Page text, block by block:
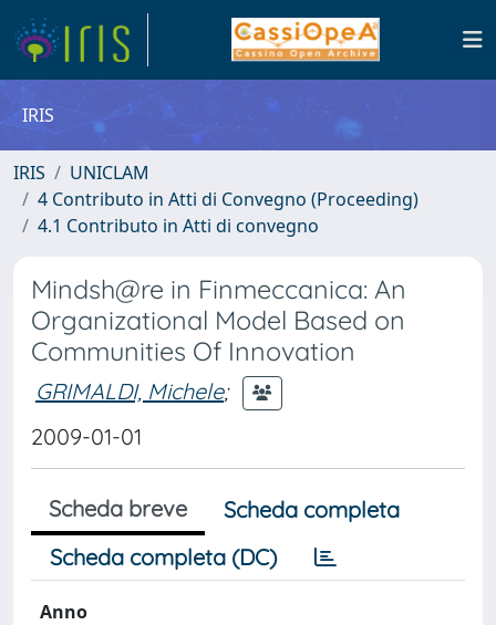
IRIS
IRIS
UNICLAM
4 Contributo in Atti di Convegno (Proceeding)
4.1 Contributo in Atti di convegno
Mindsh@re in Finmeccanica: An
Organizational Model Based on
Communities Of Innovation
GRIMALDI, Michele;
2009-01-01
Scheda breve
Scheda completa
Scheda completa (DC)
Anno